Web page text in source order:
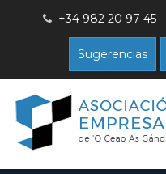
+34 982 20 97 45
Sugerencias